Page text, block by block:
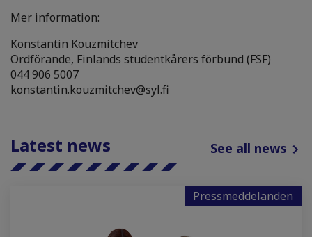
Mer information:
Konstantin Kouzmitchev
Ordförande, Finlands studentkårers förbund (FSF)
044 906 5007
konstantin.kouzmitchev@syl.fi
Latest news See all news
Pressmeddelanden